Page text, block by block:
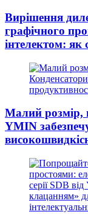
Вирішення
графічного
інтелектом: як
Малий розмір,
YMIN